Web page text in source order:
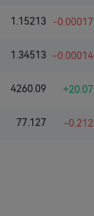
1.15213 -0.00017
1.34513 -0.00014
4260.09 +20.07
77.127 -0.212